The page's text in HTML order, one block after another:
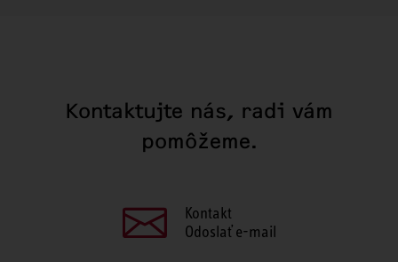
Kontaktujte nás, radi vám
pomôžeme.
Kontakt
Odoslať e-mail